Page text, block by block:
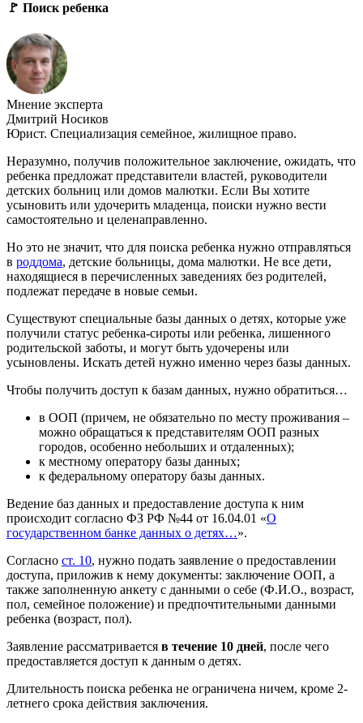
🚩 Поиск ребенка
Мнение эксперта
Дмитрий Носиков
Юрист. Специализация семейное, жилищное право.
Неразумно, получив положительное заключение, ожидать, что
ребенка предложат представители властей, руководители
детских больниц или домов малютки. Если Вы хотите
усыновить или удочерить младенца, поиски нужно вести
самостоятельно и целенаправленно.
Но это не значит, что для поиска ребенка нужно отправляться
в роддома, детские больницы, дома малютки. Не все дети,
находящиеся в перечисленных заведениях без родителей,
подлежат передаче в новые семьи.
Существуют специальные базы данных о детях, которые уже
получили статус ребенка-сироты или ребенка, лишенного
родительской заботы, и могут быть удочерены или
усыновлены. Искать детей нужно именно через базы данных.
Чтобы получить доступ к базам данных, нужно обратиться…
в ООП (причем, не обязательно по месту проживания –
можно обращаться к представителям ООП разных
городов, особенно небольших и отдаленных);
к местному оператору базы данных;
к федеральному оператору базы данных.
Ведение баз данных и предоставление доступа к ним
происходит согласно ФЗ РФ №44 от 16.04.01 «О
государственном банке данных о детях…».
Согласно ст. 10, нужно подать заявление о предоставлении
доступа, приложив к нему документы: заключение ООП, а
также заполненную анкету с данными о себе (Ф.И.О., возраст,
пол, семейное положение) и предпочтительными данными
ребенка (возраст, пол).
Заявление рассматривается в течение 10 дней, после чего
предоставляется доступ к данным о детях.
Длительность поиска ребенка не ограничена ничем, кроме 2-
летнего срока действия заключения.